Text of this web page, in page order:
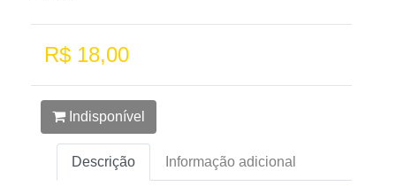
R$ 18,00
Indisponível
Descrição Informação adicional